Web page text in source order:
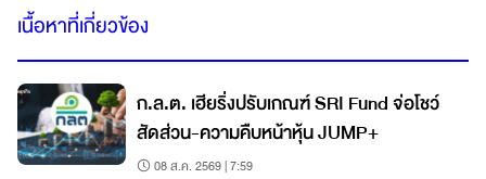
เนื้อหาที่เกี่ยวข้อง
ก.ล.ต. เฮียริ่งปรับเกณฑ์ SRI Fund จ่อโชว์
สัดส่วน-ความคืบหน้าหุ้น JUMP+
08 ส.ค. 2569 | 7:59